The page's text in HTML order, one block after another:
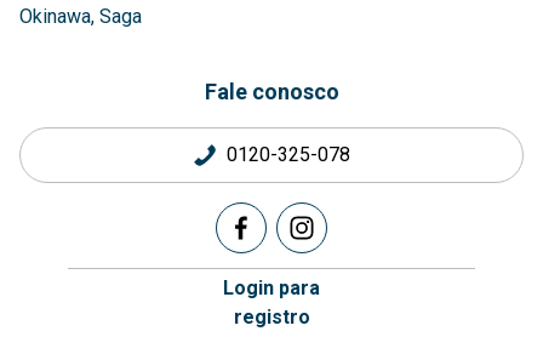
Okinawa Saga
Fale conosco
0120-325-078
Login para
registro